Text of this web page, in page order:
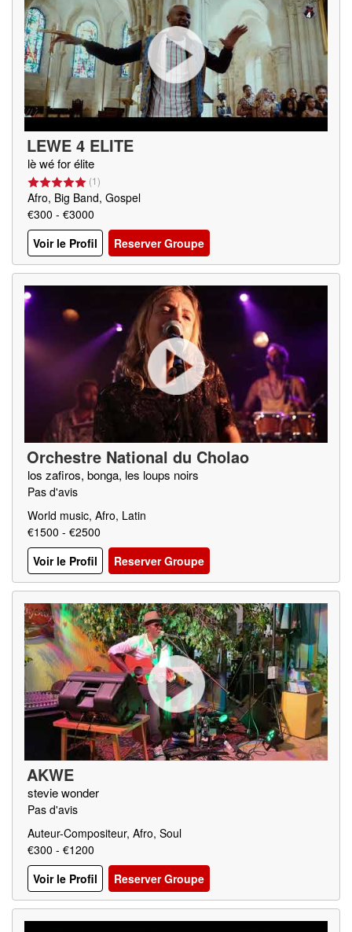
LEWE 4 ELITE
lè wé for élite
(1)
Afro, Big Band, Gospel
€300 - €3000
Voir le Profil
Reserver Groupe
Orchestre National du Cholao
los zafiros, bonga, les loups noirs
Pas d'avis
World music, Afro, Latin
€1500 - €2500
Voir le Profil
Reserver Groupe
AKWE
stevie wonder
Pas d'avis
Auteur-Compositeur, Afro, Soul
€300 - €1200
Voir le Profil
Reserver Groupe